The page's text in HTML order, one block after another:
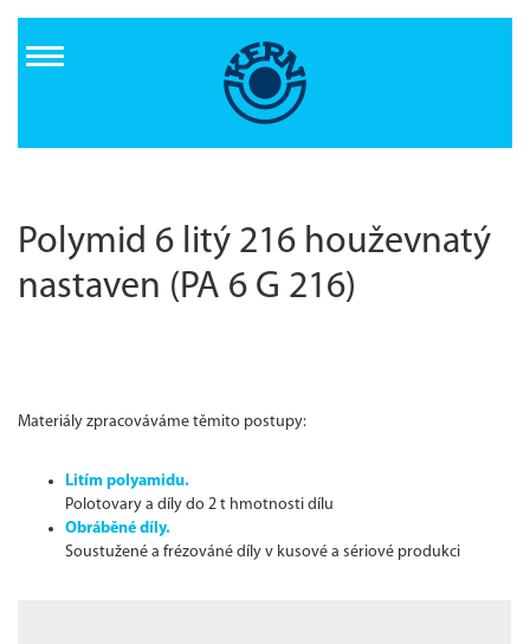
Inhalt
Polymid 6 litý 216 houževnatý
nastaven (PA 6 G 216)
Materiály zpracováváme těmito postupy:
Litím polyamidu.
Polotovary a díly do 2 t hmotnosti dílu
Obráběné díly.
Soustužené a frézováné díly v kusové a sériové produkci